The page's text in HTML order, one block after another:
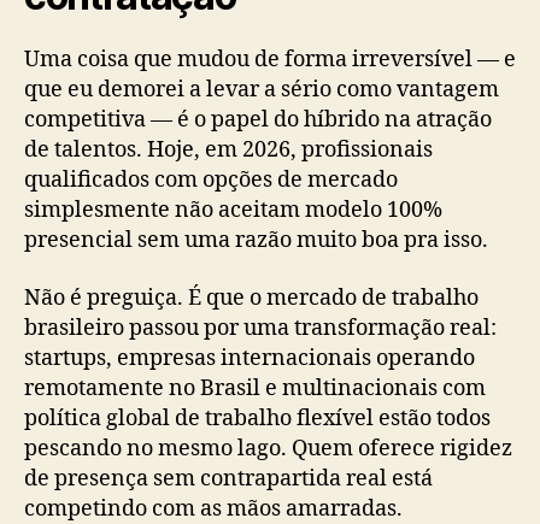
Uma coisa que mudou de forma irreversível — e
que eu demorei a levar a sério como vantagem
competitiva — é o papel do híbrido na atração
de talentos. Hoje, em 2026, profissionais
qualificados com opções de mercado
simplesmente não aceitam modelo 100%
presencial sem uma razão muito boa pra isso.
Não é preguiça. É que o mercado de trabalho
brasileiro passou por uma transformação real:
startups, empresas internacionais operando
remotamente no Brasil e multinacionais com
política global de trabalho flexível estão todos
pescando no mesmo lago. Quem oferece rigidez
de presença sem contrapartida real está
competindo com as mãos amarradas.